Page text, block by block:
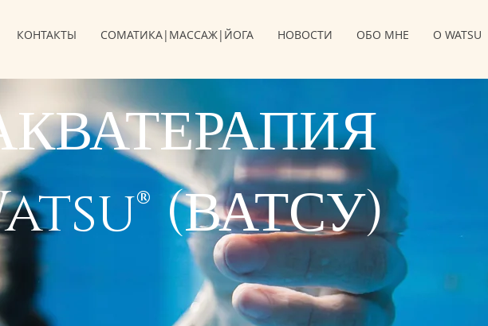
КОНТАКТЫ СОМАТИКА|МАССАЖ|ЙОГА НОВОСТИ ОБО МНЕ O WATSU
(ВАТСУ)